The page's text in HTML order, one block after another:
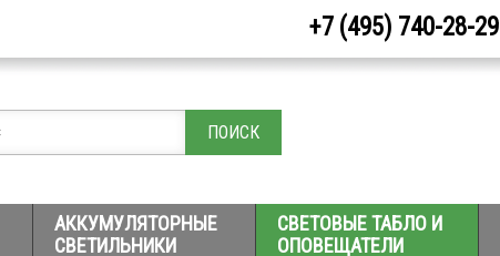
+7 (495) 740-28-29
АККУМУЛЯТОРНЫЕ
СВЕТИЛЬНИКИ
СВЕТОВЫЕ ТАБЛО И
ОПОВЕЩАТЕЛИ